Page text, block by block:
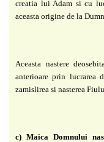
creatia lui Adam si cu
aceasta origine de la
Aceasta nastere
anterioare prin lucrarea
zamislirea si nasterea
c) Maica Domnului